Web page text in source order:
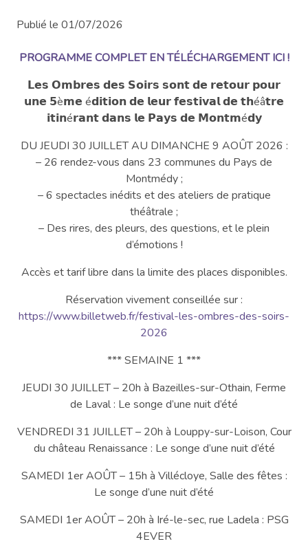
Publié le 01/07/2026
PROGRAMME COMPLET EN TÉLÉCHARGEMENT ICI !
𝗟𝗲𝘀 𝗢𝗺𝗯𝗿𝗲𝘀 𝗱𝗲𝘀 𝗦𝗼𝗶𝗿𝘀 𝘀𝗼𝗻𝘁 𝗱𝗲 𝗿𝗲𝘁𝗼𝘂𝗿 𝗽𝗼𝘂𝗿
𝘂𝗻𝗲 𝟱è𝗺𝗲 é𝗱𝗶𝘁𝗶𝗼𝗻 𝗱𝗲 𝗹𝗲𝘂𝗿 𝗳𝗲𝘀𝘁𝗶𝘃𝗮𝗹 𝗱𝗲 𝘁𝗵éâ𝘁𝗿𝗲
𝗶𝘁𝗶𝗻é𝗿𝗮𝗻𝘁 𝗱𝗮𝗻𝘀 𝗹𝗲 𝗣𝗮𝘆𝘀 𝗱𝗲 𝗠𝗼𝗻𝘁𝗺é𝗱𝘆
DU JEUDI 30 JUILLET AU DIMANCHE 9 AOÛT 2026 :
– 26 rendez-vous dans 23 communes du Pays de
Montmédy ;
– 6 spectacles inédits et des ateliers de pratique
théâtrale ;
– Des rires, des pleurs, des questions, et le plein
d’émotions !
Accès et tarif libre dans la limite des places disponibles.
Réservation vivement conseillée sur :
https://www.billetweb.fr/festival-les-ombres-des-soirs-
2026
*** SEMAINE 1 ***
JEUDI 30 JUILLET – 20h à Bazeilles-sur-Othain, Ferme
de Laval : Le songe d’une nuit d’été
VENDREDI 31 JUILLET – 20h à Louppy-sur-Loison, Cour
du château Renaissance : Le songe d’une nuit d’été
SAMEDI 1er AOÛT – 15h à Villécloye, Salle des fêtes :
Le songe d’une nuit d’été
SAMEDI 1er AOÛT – 20h à Iré-le-sec, rue Ladela : PSG
4EVER